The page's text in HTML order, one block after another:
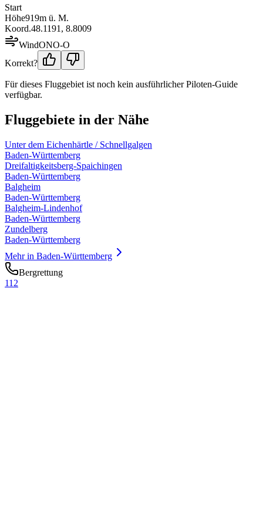
Start
Höhe919m ü. M.
Koord.48.1191 , 8.8009
WindONO-O
Korrekt?
Für dieses Fluggebiet ist noch kein ausführlicher Piloten-Guide
verfügbar.
Fluggebiete in der Nähe
Unter dem Eichenhärtle / Schnellgalgen
Baden-Württemberg
Dreifaltigkeitsberg-Spaichingen
Baden-Württemberg
Balgheim
Baden-Württemberg
Balgheim-Lindenhof
Baden-Württemberg
Zundelberg
Baden-Württemberg
Mehr in Baden-Württemberg
Bergrettung
112